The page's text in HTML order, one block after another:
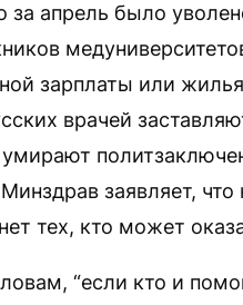
за апрель было
зарплаты или
врачей
умирают
заявляет,
тех, кто может
“если кто и